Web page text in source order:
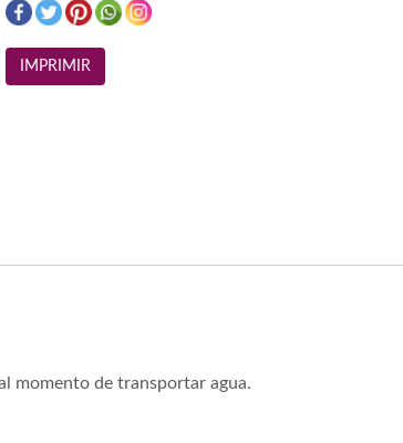
momento de transportar agua.